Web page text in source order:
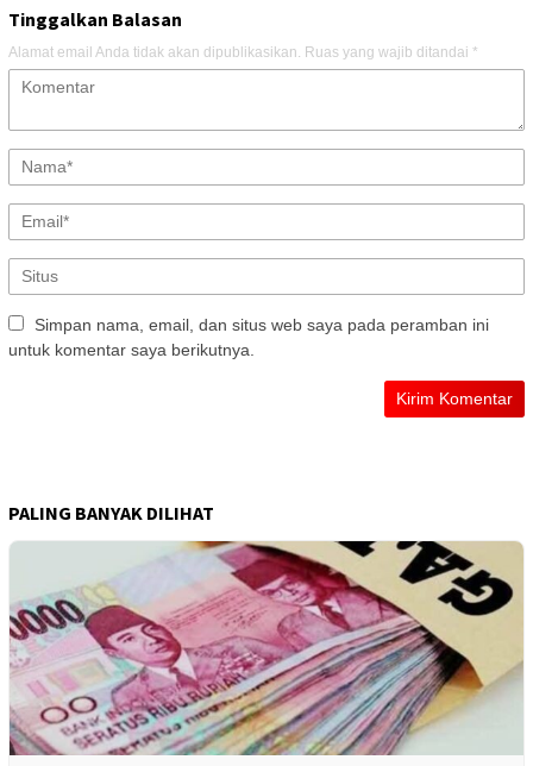
Tinggalkan Balasan
Alamat email Anda tidak akan dipublikasikan. Ruas yang wajib ditandai *
Simpan nama, email, dan situs web saya pada peramban ini
untuk komentar saya berikutnya.
PALING BANYAK DILIHAT